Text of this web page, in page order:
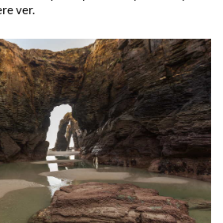
ver.